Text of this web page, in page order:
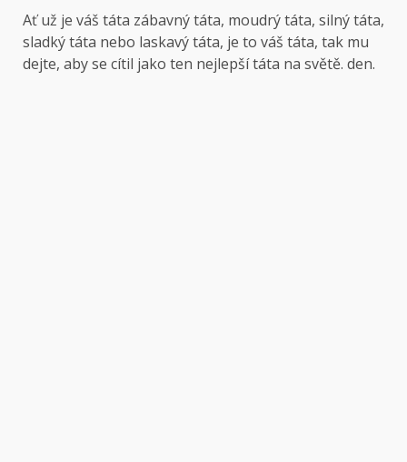
Ať už je váš táta zábavný táta, moudrý táta, silný táta,
sladký táta nebo laskavý táta, je to váš táta, tak mu
dejte, aby se cítil jako ten nejlepší táta na světě. den.